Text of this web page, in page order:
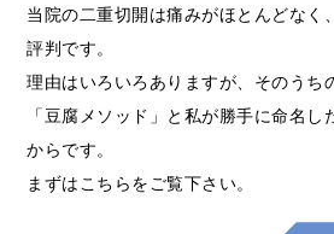
当院の二重切開は痛みがほとんどなく
評判です。
理由はいろいろありますが、そのうち
「豆腐メソッド」と私が勝手に命名
からです。
まずはこちらをご覧下さい。